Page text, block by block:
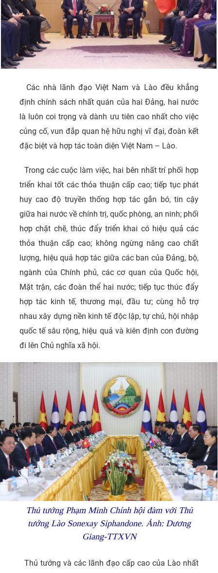
Các nhà lãnh đạo Việt Nam và Lào đều khẳng
định chính sách nhất quán của hai Đảng, hai nước
là luôn coi trọng và dành ưu tiên cao nhất cho việc
củng cố, vun đắp quan hệ hữu nghị vĩ đại, đoàn kết
đặc biệt và hợp tác toàn diện Việt Nam – Lào.
Trong các cuộc làm việc, hai bên nhất trí phối hợp
triển khai tốt các thỏa thuận cấp cao; tiếp tục phát
huy cao độ truyền thống hợp tác gắn bó, tin cậy
giữa hai nước về chính trị, quốc phòng, an ninh; phối
hợp chặt chẽ, thúc đẩy triển khai có hiệu quả các
thỏa thuận cấp cao; không ngừng nâng cao chất
lượng, hiệu quả hợp tác giữa các ban của Đảng, bộ,
ngành của Chính phủ, các cơ quan của Quốc hội,
Mặt trận, các đoàn thể hai nước; tiếp tục thúc đẩy
hợp tác kinh tế, thương mại, đầu tư; cùng hỗ trợ
nhau xây dựng nền kinh tế độc lập, tự chủ, hội nhập
quốc tế sâu rộng, hiệu quả và kiên định con đường
đi lên Chủ nghĩa xã hội.
Thủ tướng Phạm Minh Chính hội đàm với Thủ
tướng Lào Sonexay Siphandone. Ảnh: Dương
Giang-TTXVN
Thủ tướng và các lãnh đạo cấp cao của Lào nhất